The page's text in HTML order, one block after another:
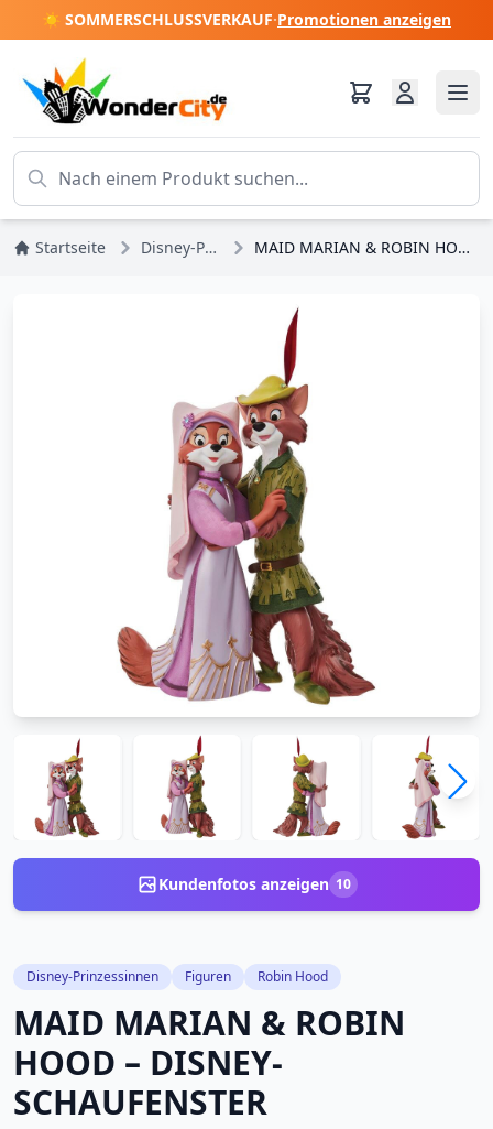
☀️ SOMMERSCHLUSSVERKAUF·Promotionen anzeigen
Startseite Disney-Prinzessinnen MAID MARIAN & ROBIN HOOD – DISNEY-SCHAUFENSTER
Kundenfotos anzeigen 10
Disney-Prinzessinnen Figuren Robin Hood
MAID MARIAN & ROBIN
HOOD – DISNEY-
SCHAUFENSTER